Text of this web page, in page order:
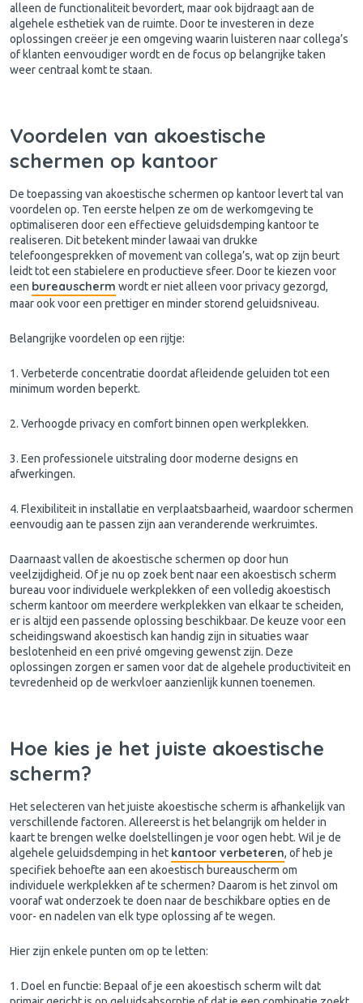
alleen de functionaliteit bevordert, maar ook bijdraagt aan de
algehele esthetiek van de ruimte. Door te investeren in deze
oplossingen creëer je een omgeving waarin luisteren naar collega’s
of klanten eenvoudiger wordt en de focus op belangrijke taken
weer centraal komt te staan.
Voordelen van akoestische
schermen op kantoor
De toepassing van akoestische schermen op kantoor levert tal van
voordelen op. Ten eerste helpen ze om de werkomgeving te
optimaliseren door een effectieve geluidsdemping kantoor te
realiseren. Dit betekent minder lawaai van drukke
telefoongesprekken of movement van collega’s, wat op zijn beurt
leidt tot een stabielere en productieve sfeer. Door te kiezen voor
een bureauscherm wordt er niet alleen voor privacy gezorgd,
maar ook voor een prettiger en minder storend geluidsniveau.
Belangrijke voordelen op een rijtje:
1. Verbeterde concentratie doordat afleidende geluiden tot een
minimum worden beperkt.
2. Verhoogde privacy en comfort binnen open werkplekken.
3. Een professionele uitstraling door moderne designs en
afwerkingen.
4. Flexibiliteit in installatie en verplaatsbaarheid, waardoor schermen
eenvoudig aan te passen zijn aan veranderende werkruimtes.
Daarnaast vallen de akoestische schermen op door hun
veelzijdigheid. Of je nu op zoek bent naar een akoestisch scherm
bureau voor individuele werkplekken of een volledig akoestisch
scherm kantoor om meerdere werkplekken van elkaar te scheiden,
er is altijd een passende oplossing beschikbaar. De keuze voor een
scheidingswand akoestisch kan handig zijn in situaties waar
beslotenheid en een privé omgeving gewenst zijn. Deze
oplossingen zorgen er samen voor dat de algehele productiviteit en
tevredenheid op de werkvloer aanzienlijk kunnen toenemen.
Hoe kies je het juiste akoestische
scherm?
Het selecteren van het juiste akoestische scherm is afhankelijk van
verschillende factoren. Allereerst is het belangrijk om helder in
kaart te brengen welke doelstellingen je voor ogen hebt. Wil je de
algehele geluidsdemping in het kantoor verbeteren, of heb je
specifiek behoefte aan een akoestisch bureauscherm om
individuele werkplekken af te schermen? Daarom is het zinvol om
vooraf wat onderzoek te doen naar de beschikbare opties en de
voor- en nadelen van elk type oplossing af te wegen.
Hier zijn enkele punten om op te letten:
1. Doel en functie: Bepaal of je een akoestisch scherm wilt dat